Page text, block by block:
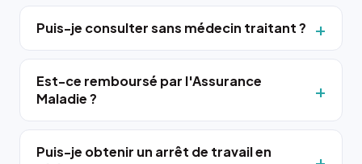
Puis-je consulter sans médecin traitant ?
Est-ce remboursé par l'Assurance
Maladie ?
Puis-je obtenir un arrêt de travail en